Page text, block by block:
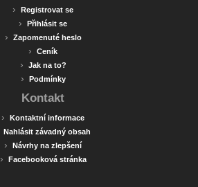
› Registrovat se
› Přihlásit se
› Zapomenuté heslo
› Ceník
› Jak na to?
› Podmínky
Kontakt
› Kontaktní informace
Nahlásit závadný obsah
› Návrhy na zlepšení
› Facebooková stránka